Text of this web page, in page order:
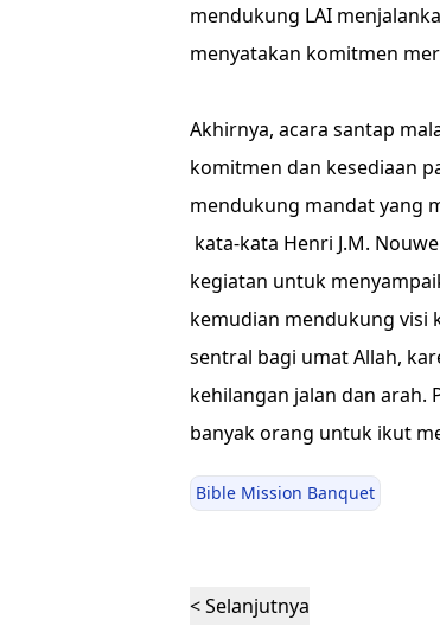
mendukung LAI
menyatakan komitmen
Akhirnya, acara santap
komitmen dan kesediaan
mendukung mandat yang
kata-kata Henri J.M.
kegiatan untuk
kemudian mendukung visi
sentral bagi umat Allah,
kehilangan jalan dan arah.
banyak orang untuk ikut
Bible Mission Banquet
< Selanjutnya